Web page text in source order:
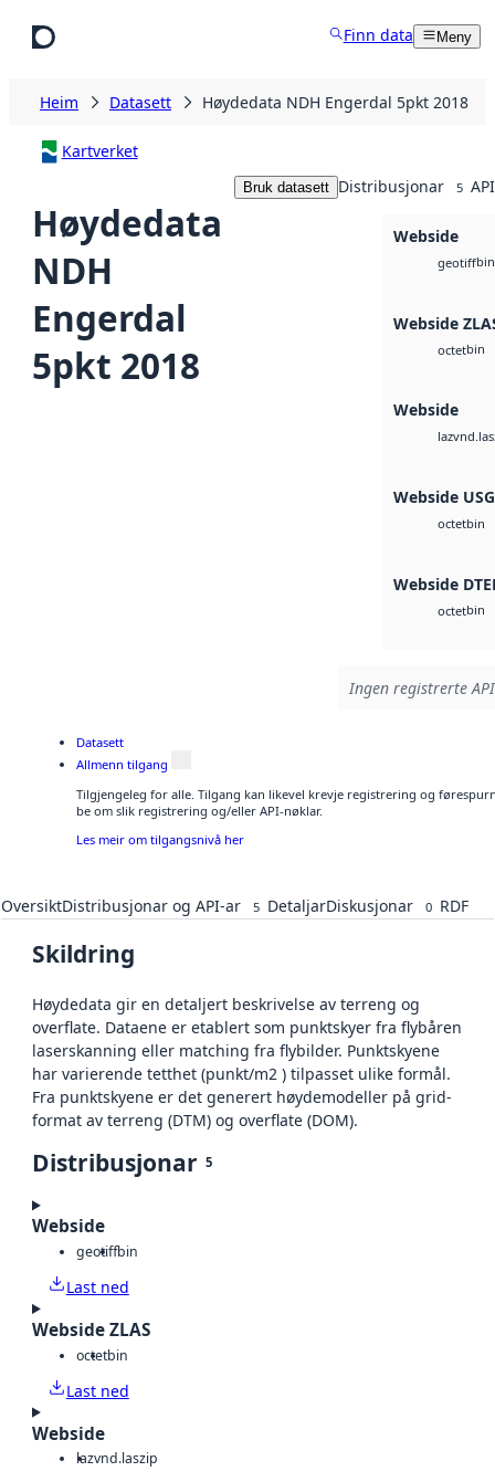
Finn data Meny
Heim Datasett Høydedata NDH Engerdal 5pkt 2018
Kartverket
Høydedata
NDH
Engerdal
5pkt 2018
Bruk datasett Distribusjonar 5
Webside
geotiffbin
Webside
octetbin
Webside
laz
Webside
octetbin
Webside
octetbin
Ingen registrerte
Datasett
Allmenn tilgang
Tilgjengeleg for alle. Tilgang kan likevel krevje registrering og
be om slik registrering og/eller API-nøklar.
Les meir om tilgangsnivå her
OversiktDistribusjonar og API-ar 5 DetaljarDiskusjonar 0 RDF
Skildring
Høydedata gir en detaljert beskrivelse av terreng og
overflate. Dataene er etablert som punktskyer fra flybåren
laserskanning eller matching fra flybilder. Punktskyene
har varierende tetthet (punkt/m2 ) tilpasset ulike formål.
Fra punktskyene er det generert høydemodeller på grid-
format av terreng (DTM) og overflate (DOM).
Distribusjonar 5
Webside
geotiffbin
Last ned
Webside ZLAS
octetbin
Last ned
Webside
lazvnd.laszip